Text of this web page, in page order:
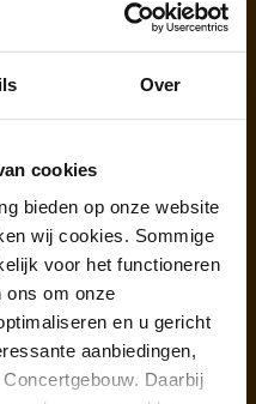
Over
cookies
bieden op onze website
wij cookies. Sommige
voor het functioneren
ons om onze
en u gericht
aanbiedingen,
Daarbij
full-screen en gebruik de
Gebouw & Geschiedenis